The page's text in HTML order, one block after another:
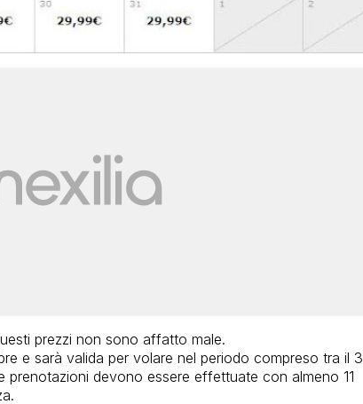
prezzi non sono affatto male.
e sarà valida per volare nel periodo compreso tra il 3
prenotazioni devono essere effettuate con almeno 11